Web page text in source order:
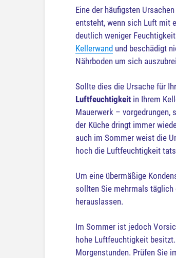
Eine der häufigsten
entsteht, wenn sich Luft mit
deutlich weniger
Kellerwand und beschädigt
Nährboden um sich
Sollte dies die Ursache für
Luftfeuchtigkeit in Ihrem
Mauerwerk – vorgedrungen,
der Küche dringt immer
auch im Sommer weist die
hoch die Luftfeuchtigkeit
Um eine übermäßige
sollten Sie mehrmals
herauslassen.
Im Sommer ist jedoch
hohe Luftfeuchtigkeit
Morgenstunden. Prüfen Sie